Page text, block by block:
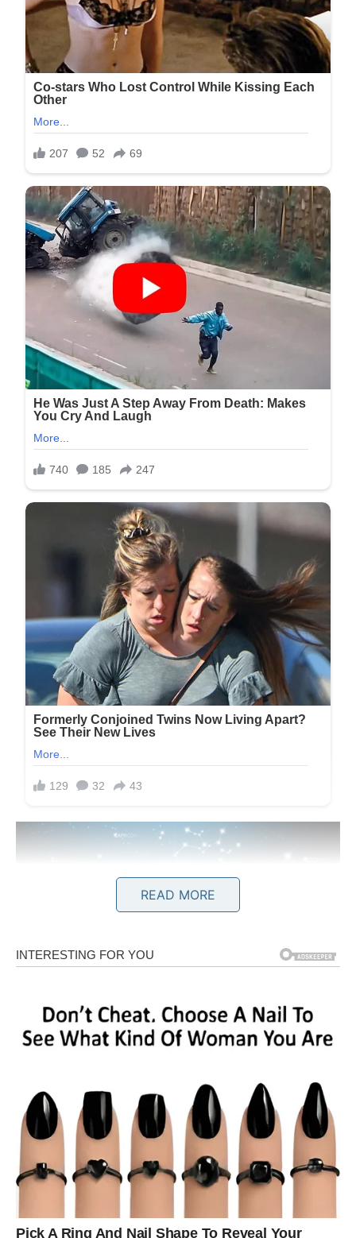
LAV – POVRATAK KRALJEVSKE
Lav je znak koji prirodno zrači. Ali čak i kraljevi ponekad
sumnjaju u sebe. U poslednjem periodu Lav je možda
osećao da daje više nego što dobija. Da se trudi, a da
priznanje izostaje. Da voli, ali da ne dobija istu količinu
pažnje nazad.
Sada dolazi preokret.
READ MORE